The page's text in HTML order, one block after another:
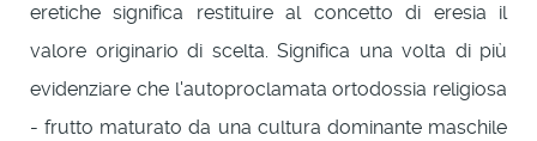
eretiche significa restituire al concetto di eresia il
valore originario di scelta. Significa una volta di più
evidenziare che l'autoproclamata ortodossia religiosa
- frutto maturato da una cultura dominante maschile